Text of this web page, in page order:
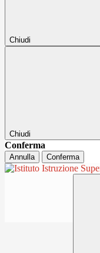
Chiudi
Chiudi
Conferma
Annulla Conferma